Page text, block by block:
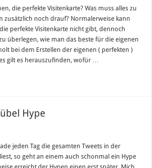
die perfekte Visitenkarte? Was muss alles zu
zusätzlich noch drauf? Normalerweise kann
perfekte Visitenkarte nicht gibt, dennoch
überlegen, wie man das beste für die eigenen
bei dem Erstellen der eigenen ( perfekten )
gilt es herauszufinden, wofür …
Hype
jeden Tag die gesamten Tweets in der
so geht an einem auch schonmal ein Hype